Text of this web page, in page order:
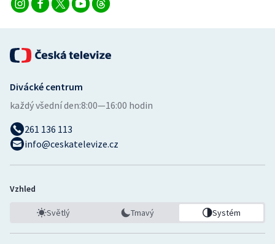
Divácké centrum
každý všední den:8:00—16:00 hodin
261 136 113
info@ceskatelevize.cz
Vzhled
Světlý Tmavý Systém